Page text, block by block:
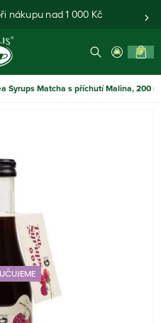
nákupu nad 1 000 Kč
0
Syrups Matcha s příchutí Malina, 200